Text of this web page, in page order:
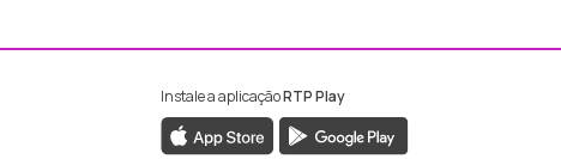
da RTP Madeira
da RTP Madeira
Instale a aplicaçãoRTP Play